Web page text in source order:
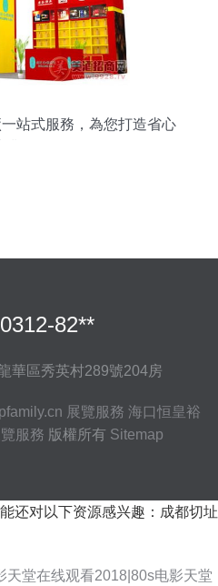
站式服務，為您打造省心
82**
華區秀英村289號204房
展覽服務 海口恒皇裕
服務 版權所有 Sitemap
还对以下资源感兴趣：成都切址
堂在线观看2018|80s电影天堂